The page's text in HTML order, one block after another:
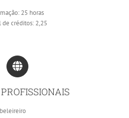
25 horas
de créditos: 2,25